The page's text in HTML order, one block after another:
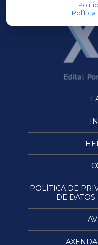
POLÍTICA DE
DE DATOS